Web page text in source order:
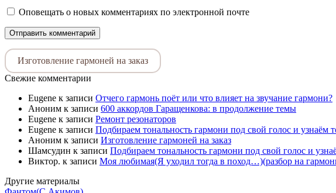
Оповещать о новых комментариях по электронной почте
Изготовление гармоней на заказ
Свежие комментарии
Eugene к записи Отчего гармонь поёт или что влияет на звучание гармони?
Аноним к записи 600 аккордов Гаращенкова: в продолжение темы
Eugene к записи Ремонт резонаторов
Eugene к записи Подбираем тональность гармони под свой голос и узнаём
Аноним к записи Изготовление гармоней на заказ
Шамсудин к записи Подбираем тональность гармони под свой голос и
Виктор. к записи Моя любимая(Я уходил тогда в поход…)(разбор на
Другие материалы